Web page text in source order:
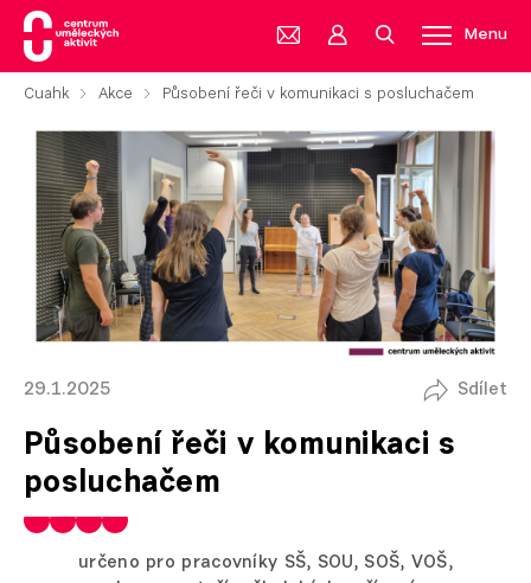
Menu
Cuahk Akce Působení řeči v komunikaci s posluchačem
29.1.2025 Sdílet
Působení řeči v komunikaci s
posluchačem
určeno pro pracovníky SŠ, SOU, SOŠ, VOŠ,